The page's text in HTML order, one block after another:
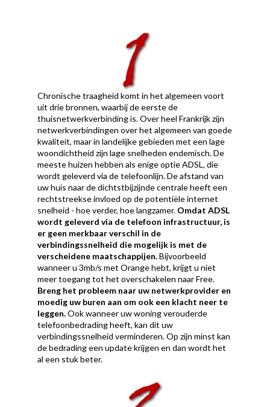
Chronische traagheid komt in het algemeen voort
uit drie bronnen, waarbij de eerste de
thuisnetwerkverbinding is. Over heel Frankrijk zijn
netwerkverbindingen over het algemeen van goede
kwaliteit, maar in landelijke gebieden met een lage
woondichtheid zijn lage snelheden endemisch. De
meeste huizen hebben als enige optie ADSL, die
wordt geleverd via de telefoonlijn.De afstand van
uw huis naar de dichtstbijzijnde centrale heeft een
rechtstreekse invloed op de potentiële internet
snelheid - hoe verder, hoe langzamer. Omdat ADSL
wordt geleverd via de telefoon infrastructuur, is
er geen merkbaar verschil in de
verbindingssnelheid die mogelijk is met de
verscheidene maatschappijen.Bijvoorbeeld
wanneer u 3mb/s met Orange hebt, krijgt u niet
meer toegang tot het overschakelen naar Free.
Breng het probleem naar uw netwerkprovider en
moedig uw buren aan om ook een klacht neer te
leggen.Ook wanneer uw woning verouderde
telefoonbedrading heeft, kan dit uw
verbindingssnelheid verminderen. Op zijn minst kan
de bedrading een update krijgen en dan wordt het
al een stuk beter.